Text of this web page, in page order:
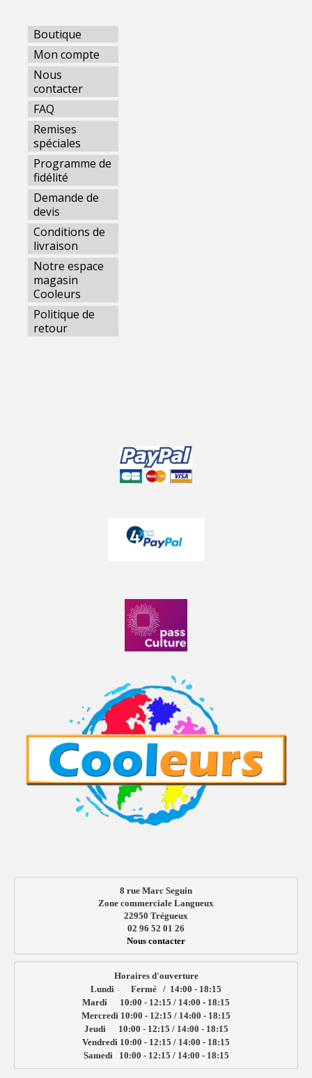
Boutique
Mon compte
Nous
contacter
FAQ
Remises
spéciales
Programme de
fidélité
Demande de
devis
Conditions de
livraison
Notre espace
magasin
Cooleurs
Politique de
retour
8 rue Marc Seguin
Zone commerciale Langueux
22950 Trégueux
02 96 52 01 26
Nous contacter
Horaires d'ouverture
Lundi        Fermé   /  14:00 - 18:15
Mardi      10:00 - 12:15 / 14:00 - 18:15
Mercredi 10:00 - 12:15 / 14:00 - 18:15
Jeudi      10:00 - 12:15 / 14:00 - 18:15
Vendredi 10:00 - 12:15 / 14:00 - 18:15
Samedi   10:00 - 12:15 / 14:00 - 18:15